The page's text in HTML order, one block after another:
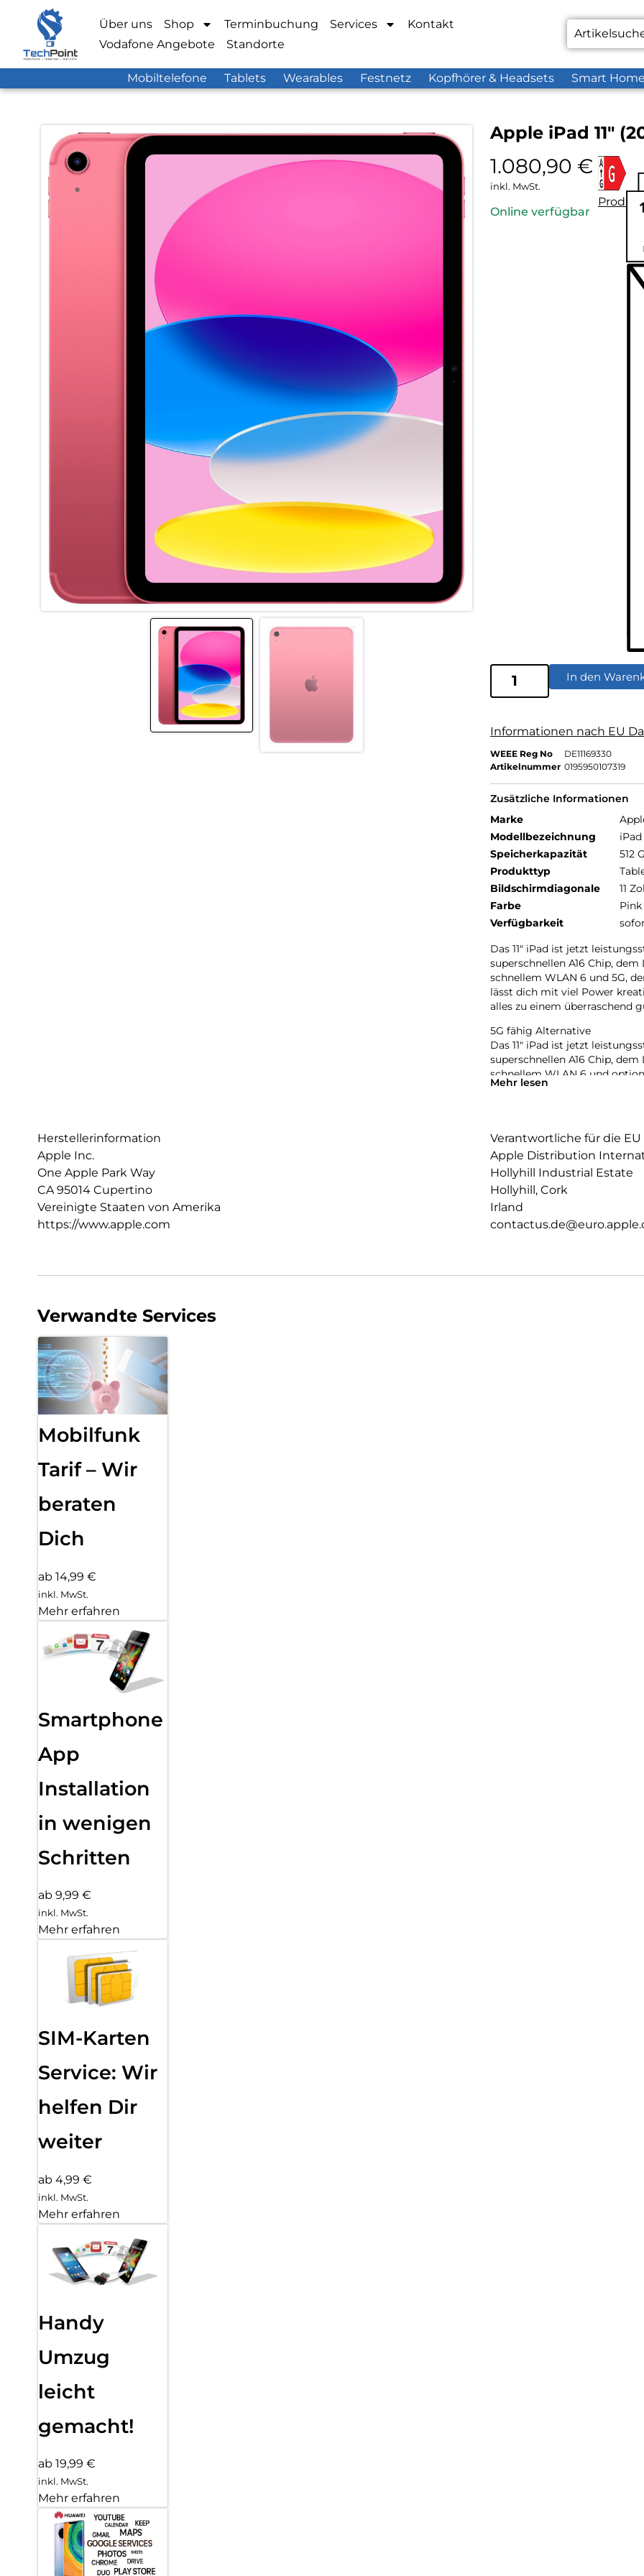
Über uns Shop Terminbuchung Services
Kontakt
Vodafone Angebote
Standorte
Mobiltelefone Tablets Wearables Festnetz Kopfhörer & Headsets Smart Home
Apple iPad 11″
1.080,90 €
inkl. MwSt.
Online verfügbar
In den
Informationen nach EU
WEEE Reg No
DE11169330
Artikelnummer 0195950107319
Zusätzliche Informationen
Marke
Modellbezeichnung
iPad
Speicherkapazität
512
Produkttyp
Bildschirmdiagonale
11
Farbe
Pink
Verfügbarkeit
Das 11″ iPad ist jetzt
superschnellen A16 Chip,
schnellem WLAN 6 und 5G,
lässt dich mit viel Power
alles zu einem überraschend
5G fähig Alternative
Das 11″ iPad ist jetzt
superschnellen A16 Chip,
schnellem WLAN 6 und
Farben. Es lässt dich mit viel
Das 11″ iPad ist jetzt
superschnellen A16 Chip,
schnellem WLAN 6, dem
mit viel Power kreativ sein, in
einem überraschend
11 LIQUID RETINA DISPLAY
PERFORMANCE UND
Mehr lesen
Herstellerinformation
Apple Inc.
One Apple Park Way
CA 95014 Cupertino
Vereinigte Staaten von Amerika
https://www.apple.com
Verantwortliche für die EU
Apple Distribution
Hollyhill Industrial Estate
Hollyhill, Cork
Irland
Verwandte Services
Mobilfunk
Tarif – Wir
beraten
Dich
ab 14,99 €
inkl. MwSt.
Mehr erfahren
Smartphone
App
Installation
in wenigen
Schritten
ab 9,99 €
inkl. MwSt.
Mehr erfahren
SIM-Karten
Service: Wir
helfen Dir
weiter
ab 4,99 €
inkl. MwSt.
Mehr erfahren
Handy
Umzug
leicht
gemacht!
ab 19,99 €
inkl. MwSt.
Mehr erfahren